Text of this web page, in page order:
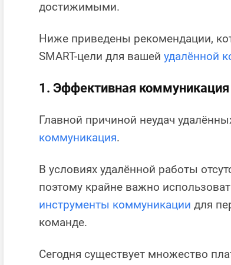
достижимыми.
Ниже приведены рекомендации,
SMART-цели для вашей удалённой
1. Эффективная коммуникация
Главной причиной неудач
коммуникация.
В условиях удалённой работы
поэтому крайне важно
инструменты коммуникации для
команде.
Сегодня существует множество